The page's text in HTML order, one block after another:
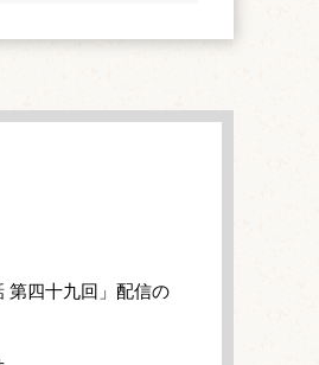
第四十九回」配信の